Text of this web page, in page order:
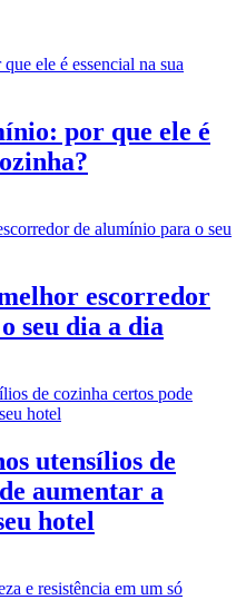
por que ele é
escorredor
seu dia a dia
utensílios de
aumentar a
hotel